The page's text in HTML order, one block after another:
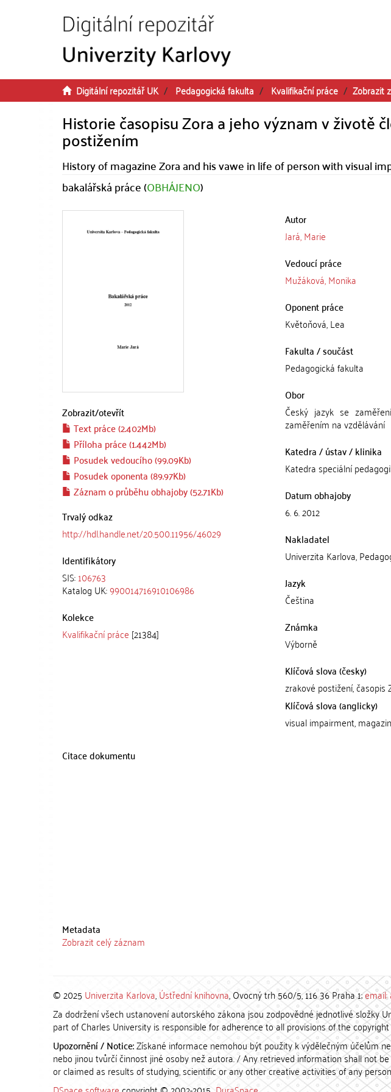
Digitální repozitář UK Pedagogická fakulta Kvalifikační práce Zobrazit
Historie časopisu Zora a jeho význam v životě
postižením
History of magazine Zora and his vawe in life of person with visual
bakalářská práce (OBHÁJENO)
Zobrazit/otevřít
Text práce (2.402Mb)
Příloha práce (1.442Mb)
Posudek vedoucího (99.09Kb)
Posudek oponenta (89.97Kb)
Záznam o průběhu obhajoby (52.71Kb)
Trvalý odkaz
http://hdl.handle.net/20.500.11956/46029
Identifikátory
SIS:106763
Katalog UK:990014716910106986
Kolekce
Kvalifikační práce [21384]
Autor
Jará, Marie
Vedoucí práce
Mužáková, Monika
Oponent práce
Květoňová, Lea
Fakulta / součást
Pedagogická fakulta
Obor
Český jazyk se
zaměřením na vzdělávání
Katedra / ústav / klinika
Katedra speciální
Datum obhajoby
6. 6. 2012
Nakladatel
Univerzita Karlova,
Jazyk
Čeština
Známka
Výborně
Klíčová slova (česky)
zrakové postižení, časopis
Klíčová slova (anglicky)
visual impairment,
Citace dokumentu
Metadata
Zobrazit celý záznam
© 2025 Univerzita Karlova,Ústřední knihovna, Ovocný trh 560/5, 116 36 Praha 1;email:
Za dodržení všech ustanovení autorského zákona jsou zodpovědné jednotlivé složky
part of Charles University is responsible for adherence to all provisions of the
Upozornění / Notice:Získané informace nemohou být použity k výdělečným účelům
nebo jinou tvůrčí činnost jiné osoby než autora. / Any retrieved information shall not be
or claimed as results of studying, scientific or any other creative activities of any person